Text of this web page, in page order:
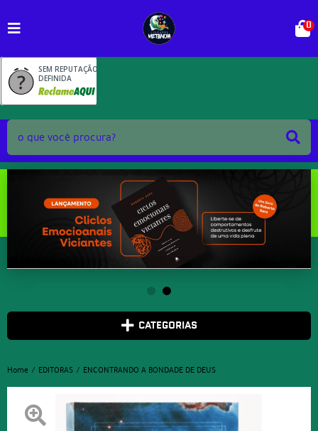
SEM REPUTAÇÃO
DEFINIDA
0
CATEGORIAS
Home EDITORAS ENCONTRANDO A BONDADE DE DEUS